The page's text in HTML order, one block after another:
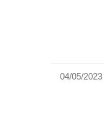
04/05/2023